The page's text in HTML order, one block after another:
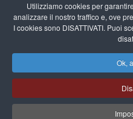
Utilizziamo cookies per
analizzare il nostro traffico e, ove
I cookies sono DISATTIVATI. Puoi
Ok,
Mr
Artista
Quai Séverine Résidence Navy Club /
Alpes-